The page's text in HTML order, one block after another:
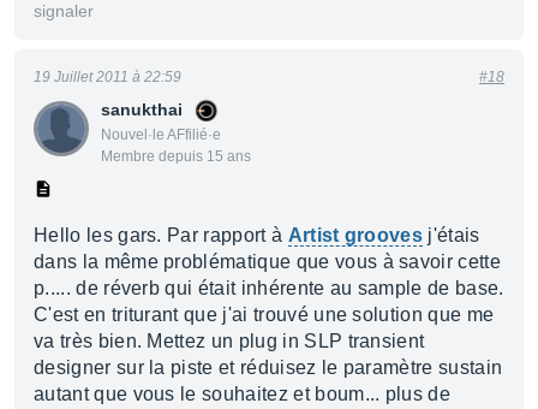
signaler
sanukthai
Nouvel·le AFfilié·e
Membre depuis 15 ans
19 Juillet 2011 à 22:59 #18
Hello les gars. Par rapport à Artist grooves j'étais
dans la même problématique que vous à savoir cette
p..... de réverb qui était inhérente au sample de base.
C'est en triturant que j'ai trouvé une solution que me
va très bien. Mettez un plug in SLP transient
designer sur la piste et réduisez le paramètre sustain
autant que vous le souhaitez et boum... plus de